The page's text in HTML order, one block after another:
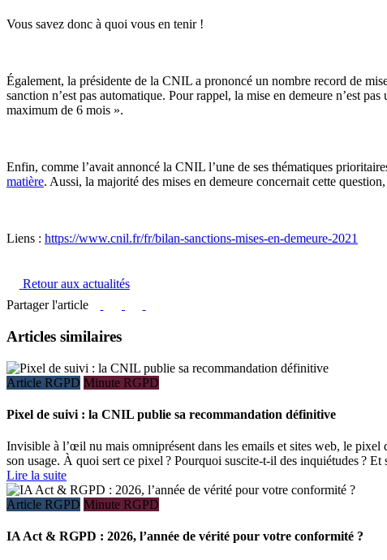
Vous savez donc à quoi vous en tenir !
Également, la présidente de la CNIL a prononcé un nombre record de
sanction n’est pas automatique. Pour rappel, la mise en demeure n’est
maximum de 6 mois ».
Enfin, comme l’avait annoncé la CNIL l’une de ses thématiques
matière. Aussi, la majorité des mises en demeure concernait cette
Liens : https://www.cnil.fr/fr/bilan-sanctions-mises-en-demeure-2021
Retour aux actualités
Partager l'article
Articles similaires
Article RGPD Minute RGPD
Pixel de suivi : la CNIL publie sa recommandation définitive
Invisible à l’œil nu mais omniprésent dans les emails et sites web, le
son usage. À quoi sert ce pixel ? Pourquoi suscite-t-il des inquiétudes ?
Lire la suite
Article RGPD Minute RGPD
IA Act & RGPD : 2026, l’année de vérité pour votre conformité ?